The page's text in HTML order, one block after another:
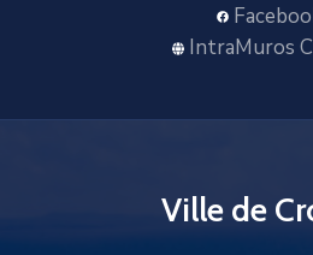
IntraMuros
Ville de